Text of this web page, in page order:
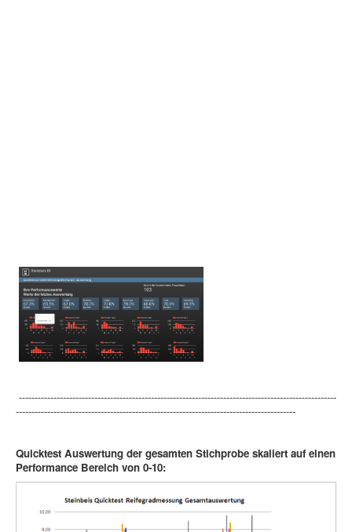
-----------------------------------------------------------------------------------------------------
-----------------------------------------------------------------------------------------
Quicktest Auswertung der gesamten Stichprobe skaliert auf einen
Performance Bereich von 0-10: